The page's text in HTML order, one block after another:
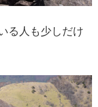
る人も少しだけ